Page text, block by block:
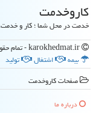
كاروخدمت
خدمت در محل شما ؛ کار و
بیمه
اشتغال
تولید
صفحات كاروخدمت
درباره ما